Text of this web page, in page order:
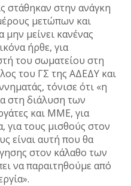
στάθηκαν στην ανάγκη
μετώπων και
μείνει κανένας
ήρθε, για
του σωματείου στη
του ΓΣ της ΑΔΕΔΥ και
τόνισε ότι «η
στη διάλυση των
και ΜΜΕ, για
για τους μισθούς στον
είναι αυτή που θα
στον κάλαθο των
να παραιτηθούμε από